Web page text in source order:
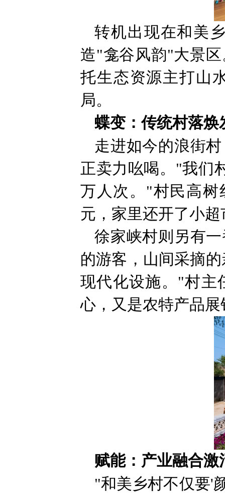
转机出现在和美
造"龛谷风韵"大景
托生态资源主打山
局。
蝶变：传统村落焕
走进如今的浪街
正卖力吆喝。"我们
万人次。"村民高树
元，家里还开了小超
徐家峡村则另有
的游客，山间采摘
现代化设施。"村主
心，又是农特产品展
赋能：产业融合激
"和美乡村不仅要'